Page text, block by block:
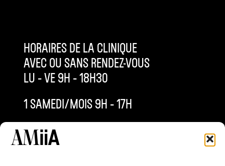
HORAIRES DE LA CLINIQUE
AVEC OU SANS RENDEZ-VOUS
LU – VE 9H – 18H30
1 SAMEDI/MOIS 9H – 17H
INFO@AMIIACLINIQUE.CH